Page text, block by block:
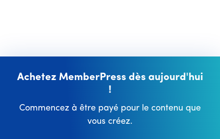
Achetez MemberPress dès aujourd'hui
!
Commencez à être payé pour le contenu que
vous créez.